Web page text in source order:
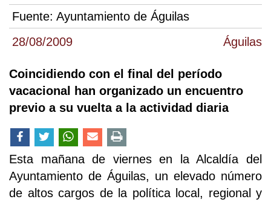
28/08/2009 Águilas
Fuente: Ayuntamiento de Águilas
Coincidiendo con el final del período
vacacional han organizado un encuentro
previo a su vuelta a la actividad diaria
Esta mañana de viernes en la Alcaldía del
Ayuntamiento de Águilas, un elevado número
de altos cargos de la política local, regional y